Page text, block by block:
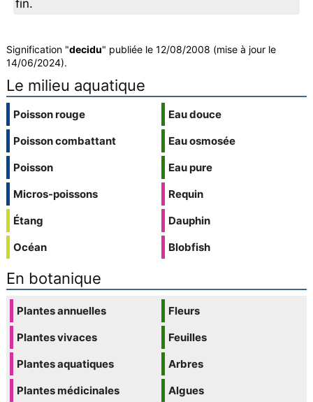
fin.
Signification "decidu" publiée le 12/08/2008 (mise à jour le
14/06/2024).
Le milieu aquatique
Poisson rouge
Poisson combattant
Poisson
Micros-poissons
Étang
Océan
Eau douce
Eau osmosée
Eau pure
Requin
Dauphin
Blobfish
En botanique
Plantes annuelles
Plantes vivaces
Plantes aquatiques
Plantes médicinales
Fleurs
Feuilles
Arbres
Algues